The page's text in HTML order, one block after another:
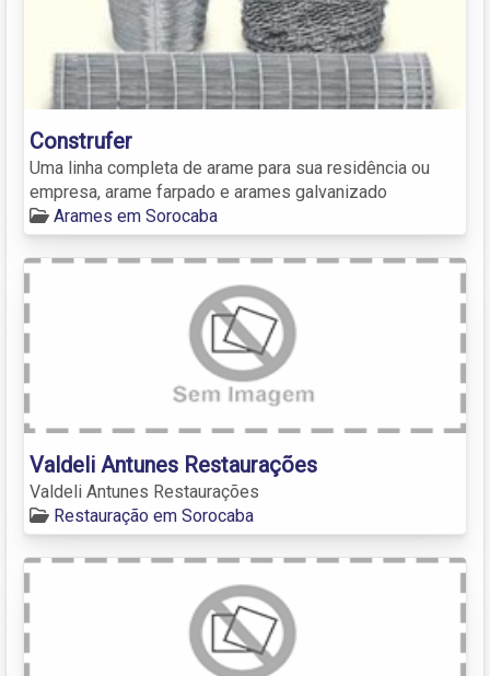
Construfer
Uma linha completa de arame para sua residência ou
empresa, arame farpado e arames galvanizado
Arames em Sorocaba
Valdeli Antunes Restaurações
Valdeli Antunes Restaurações
Restauração em Sorocaba